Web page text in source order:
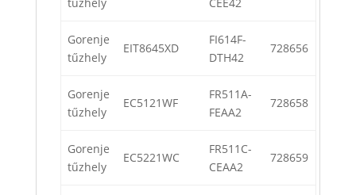
tűzhely
CEE42
Gorenje
tűzhely
EIT8645XD
FI614F-
DTH42
728656
Gorenje
tűzhely
EC5121WF
FR511A-
FEAA2
728658
Gorenje
tűzhely
EC5221WC
FR511C-
CEAA2
728659